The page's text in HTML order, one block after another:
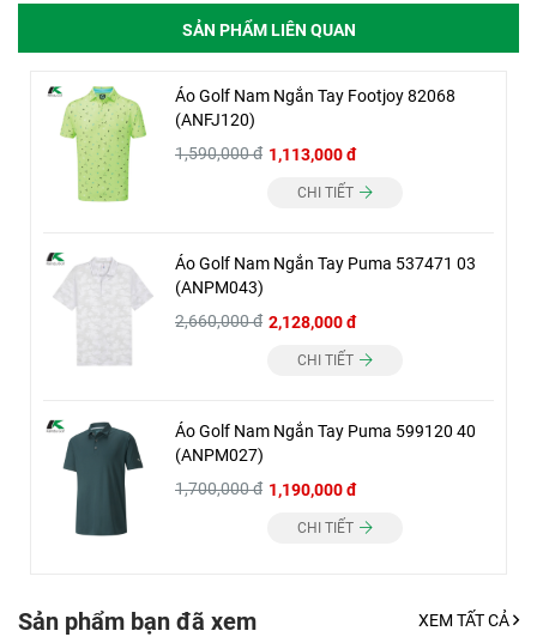
SẢN PHẨM LIÊN QUAN
Áo Golf Nam Ngắn Tay Footjoy 82068
(ANFJ120)
1,590,000 đ 1,113,000 đ
CHI TIẾT
Áo Golf Nam Ngắn Tay Puma 537471 03
(ANPM043)
2,660,000 đ 2,128,000 đ
CHI TIẾT
Áo Golf Nam Ngắn Tay Puma 599120 40
(ANPM027)
1,700,000 đ 1,190,000 đ
CHI TIẾT
Sản phẩm bạn đã xem XEM TẤT CẢ